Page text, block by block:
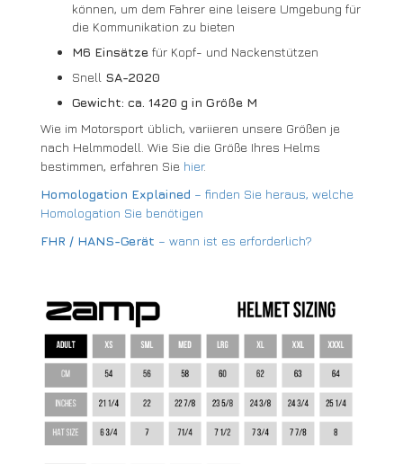
können, um dem Fahrer eine leisere Umgebung für
die Kommunikation zu bieten
M6 Einsätze für Kopf- und Nackenstützen
Snell SA-2020
Gewicht: ca. 1420 g in Größe M
Wie im Motorsport üblich, variieren unsere Größen je
nach Helmmodell. Wie Sie die Größe Ihres Helms
bestimmen, erfahren Sie hier.
Homologation Explained – finden Sie heraus, welche
Homologation Sie benötigen
FHR / HANS-Gerät – wann ist es erforderlich?